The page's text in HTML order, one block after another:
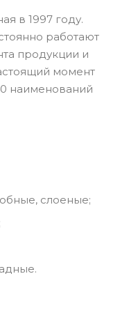
в 1997 году.
работают
продукции и
момент
наименований
слоеные;